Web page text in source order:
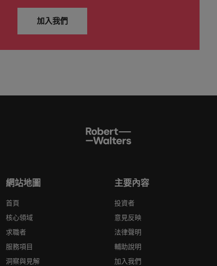
加入我們
網站地圖
首頁
核心領域
求職者
服務項目
洞察與見解
主要內容
投資者
意見反映
法律聲明
輔助說明
加入我們